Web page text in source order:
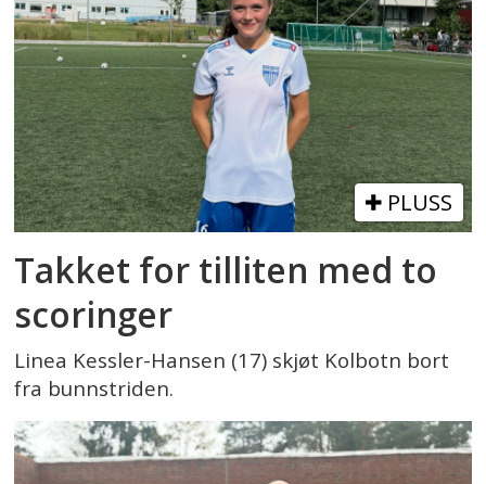
PLUSS
Takket for tilliten med to
scoringer
Linea Kessler-Hansen (17) skjøt Kolbotn bort
fra bunnstriden.